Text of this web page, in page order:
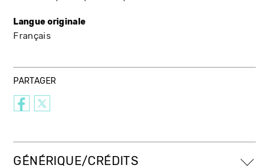
Langue originale
Français
PARTAGER
GÉNÉRIQUE/CRÉDITS